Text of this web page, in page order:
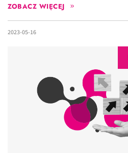
ZOBACZ WIĘCEJ
2023-05-16